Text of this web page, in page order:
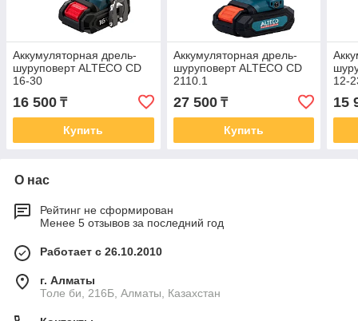
Аккумуляторная дрель-
шуруповерт ALTECO CD
16-30
16 500 ₸
Купить
Аккумуляторная дрель-
шуруповерт ALTECO CD
2110.1
27 500₸
Купить
12-
15
О нас
Рейтинг не сформирован
Менее 5 отзывов за последний год
Работает с 26.10.2010
г. Алматы
Толе би, 216Б, Алматы, Казахстан